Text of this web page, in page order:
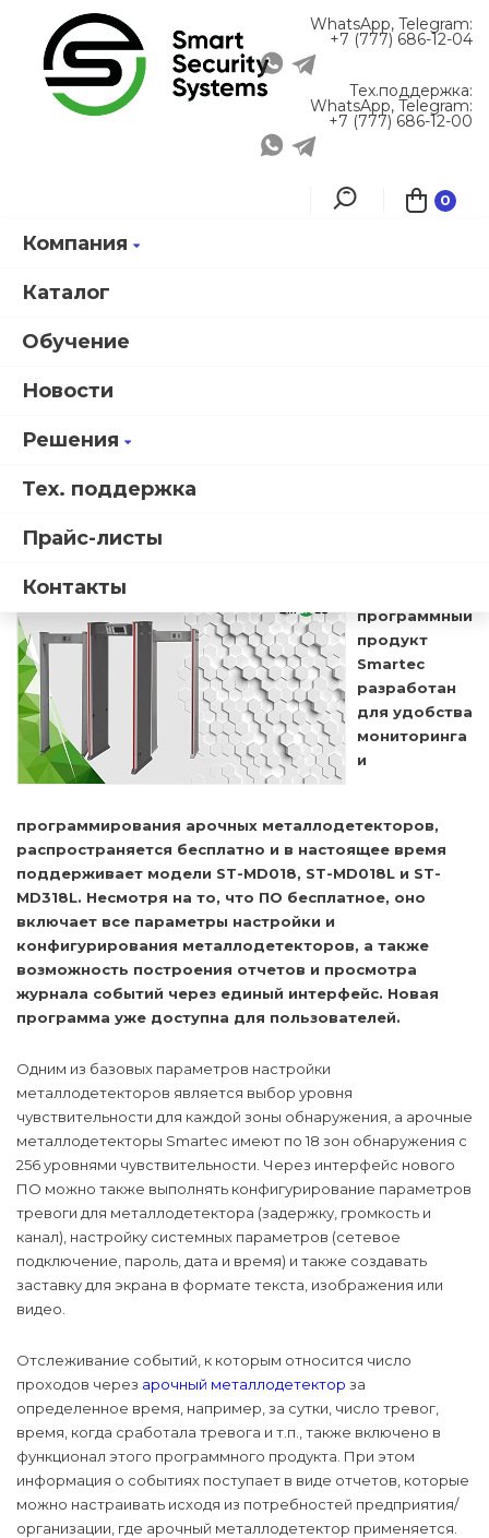
Компания
Каталог
Обучение
Новости
Решения
Тех. поддержка
Прайс-листы
Контакты
0
WhatsApp, Telegram:
+7 (777) 686-12-04
Тех.поддержка:
WhatsApp, Telegram:
+7 (777) 686-12-00
арочных металлодетекторов
Представлено бесплатное
программное обеспечение
Smartec для арочных
металлодетекторов
19.02.2025
программный
продукт
Smartec
разработан
для удобства
мониторинга
и
программирования арочных металлодетекторов,
распространяется бесплатно и в настоящее время
поддерживает модели ST-MD018, ST-MD018L и ST-
MD318L. Несмотря на то, что ПО бесплатное, оно
включает все параметры настройки и
конфигурирования металлодетекторов, а также
возможность построения отчетов и просмотра
журнала событий через единый интерфейс. Новая
программа уже доступна для пользователей.
Одним из базовых параметров настройки
металлодетекторов является выбор уровня
чувствительности для каждой зоны обнаружения, а арочные
металлодетекторы Smartec имеют по 18 зон обнаружения с
256 уровнями чувствительности. Через интерфейс нового
ПО можно также выполнять конфигурирование параметров
тревоги для металлодетектора (задержку, громкость и
канал), настройку системных параметров (сетевое
подключение, пароль, дата и время) и также создавать
заставку для экрана в формате текста, изображения или
видео.
Отслеживание событий, к которым относится число
проходов через арочный металлодетектор за
определенное время, например, за сутки, число тревог,
время, когда сработала тревога и т.п., также включено в
функционал этого программного продукта. При этом
информация о событиях поступает в виде отчетов, которые
можно настраивать исходя из потребностей предприятия/
организации, где арочный металлодетектор применяется.